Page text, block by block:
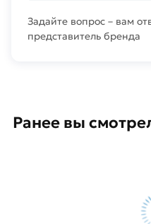
Задайте вопрос – вам
представитель бренда
Ранее вы